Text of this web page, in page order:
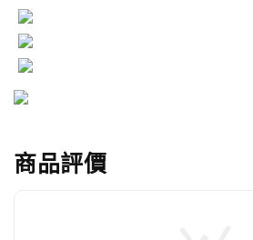
商品評價